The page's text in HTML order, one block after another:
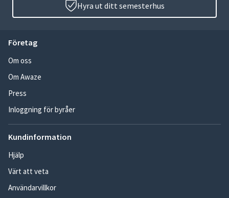
Hyra ut ditt semesterhus
Företag
Om oss
Om Awaze
Press
Inloggning för byråer
Kundinformation
Hjälp
Värt att veta
Användarvillkor